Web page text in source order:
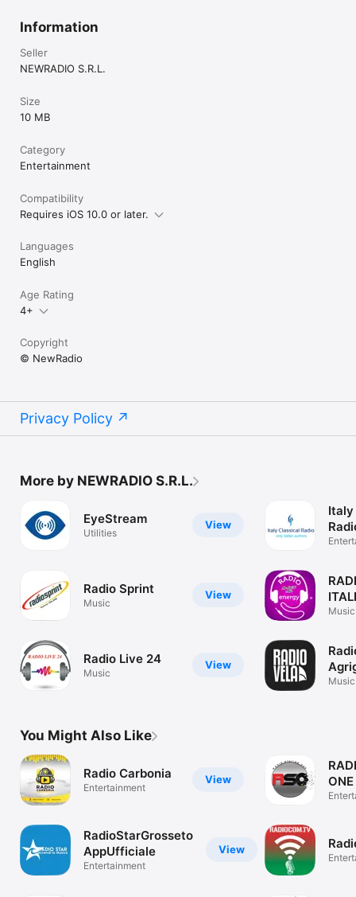
Information
Seller
NEWRADIO S.R.L.
Size
10 MB
Category
Entertainment
Compatibility
Requires iOS 10.0 or later.
Languages
English
Age Rating
4+
Copyright
© NewRadio
Privacy Policy
More by NEWRADIO S.R.L.
View
EyeStream
Utilities
View
Radio Sprint
Music
View
Radio Live 24
Music
Italy
Music
Music
You Might Also Like
View
Radio Carbonia
Entertainment
View
RadioStarGrosseto
AppUfficiale
Entertainment
ONE